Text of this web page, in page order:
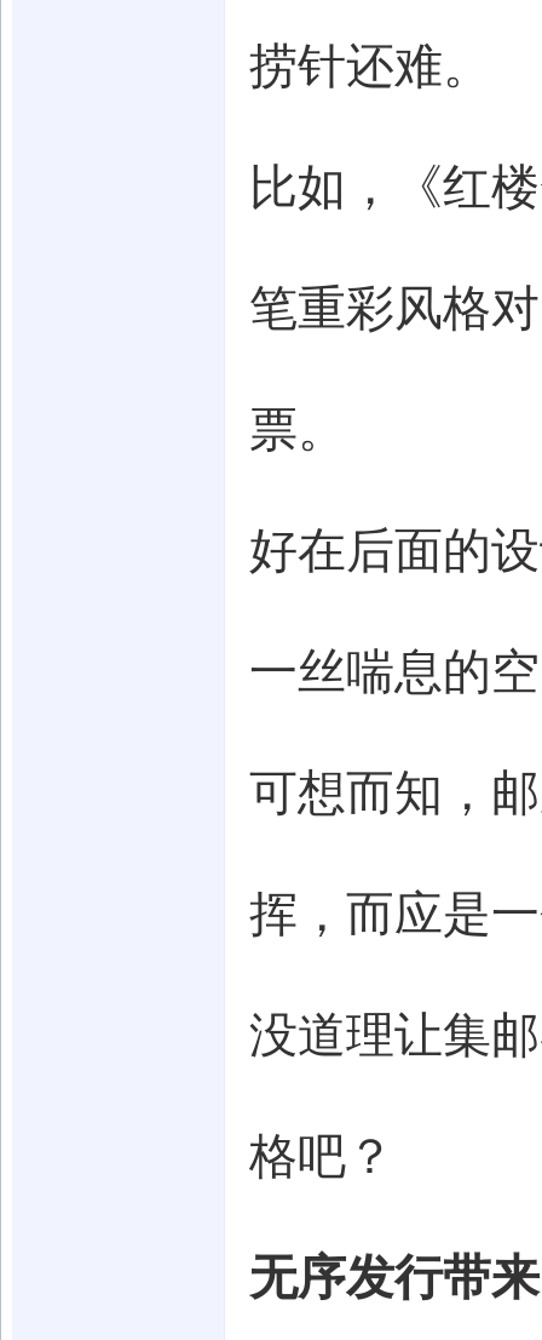
捞针还难。
比如，《红
笔重彩风格
票。
好在后面的
一丝喘息的
可想而知，
挥，而应是
没道理让集
格吧？
无序发行带